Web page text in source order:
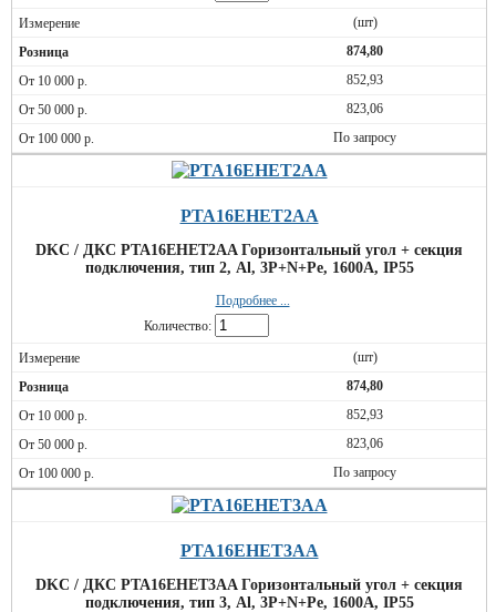
(шт)
874,80
852,93
823,06
По запросу
PTA16EHET2AA
DKC / ДКС PTA16EHET2AA Горизонтальный угол + секция
подключения, тип 2, Al, 3P+N+Pe, 1600А, IP55
Подробнее ...
Количество:
(шт)
874,80
852,93
823,06
По запросу
PTA16EHET3AA
DKC / ДКС PTA16EHET3AA Горизонтальный угол + секция
подключения, тип 3, Al, 3P+N+Pe, 1600А, IP55